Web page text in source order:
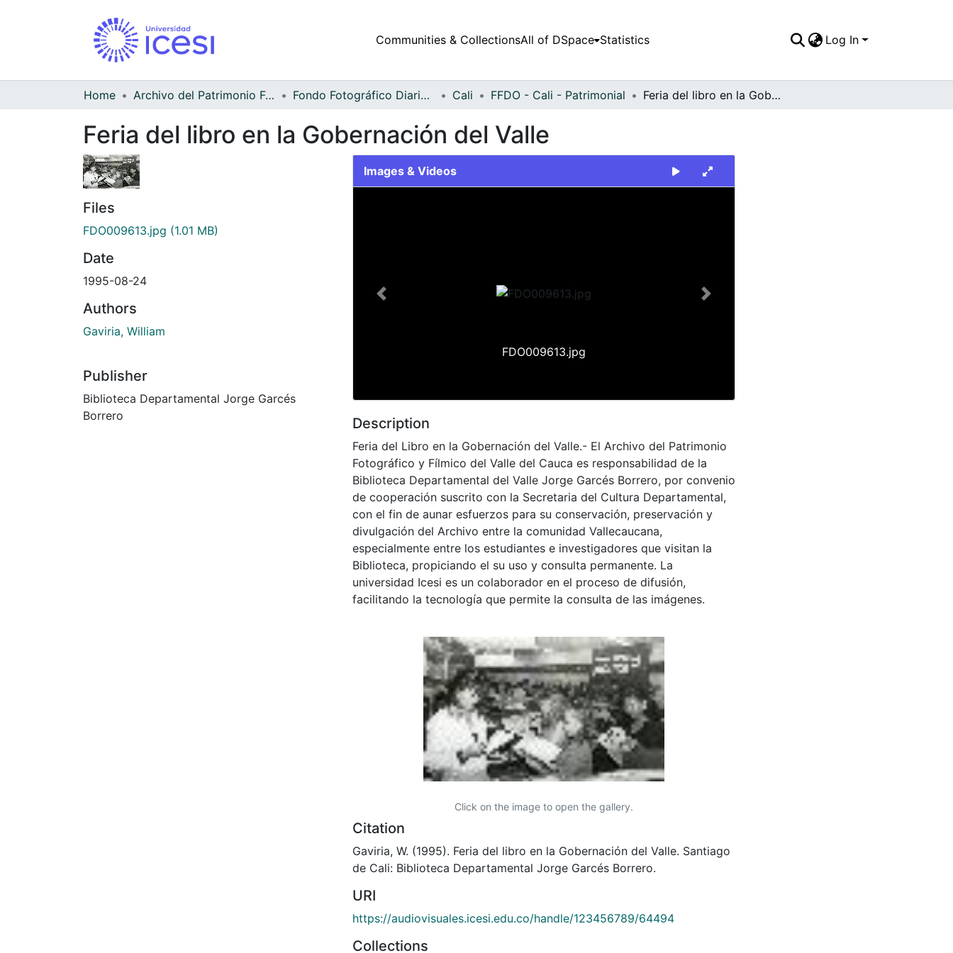
Communities & CollectionsAll of DSpace Statistics Log In
Home Archivo del Patrimonio Fotográfico y Fílmico del Valle del Cauca Fondo Fotográfico Diario Occidente Cali FFDO - Cali - Patrimonial Feria del libro en la Gobernación del Valle
Feria del libro en la Gobernación del Valle
Files
FDO009613.jpg (1.01 MB)
Date
1995-08-24
Authors
Gaviria, William
Publisher
Biblioteca Departamental Jorge Garcés
Borrero
Images & Videos
FDO009613.jpg
Previous Next
Description
Feria del Libro en la Gobernación del Valle.- El Archivo del Patrimonio
Fotográfico y Fílmico del Valle del Cauca es responsabilidad de la
Biblioteca Departamental del Valle Jorge Garcés Borrero, por convenio
de cooperación suscrito con la Secretaria del Cultura Departamental,
con el fin de aunar esfuerzos para su conservación, preservación y
divulgación del Archivo entre la comunidad Vallecaucana,
especialmente entre los estudiantes e investigadores que visitan la
Biblioteca, propiciando el su uso y consulta permanente. La
universidad Icesi es un colaborador en el proceso de difusión,
facilitando la tecnología que permite la consulta de las imágenes.
Click on the image to open the gallery.
Citation
Gaviria, W. (1995). Feria del libro en la Gobernación del Valle. Santiago
de Cali: Biblioteca Departamental Jorge Garcés Borrero.
URI
https://audiovisuales.icesi.edu.co/handle/123456789/64494
Collections